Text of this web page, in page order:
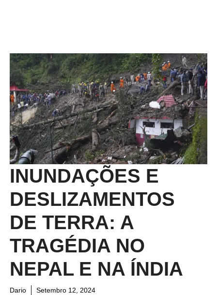
INUNDAÇÕES E
DESLIZAMENTOS
DE TERRA: A
TRAGÉDIA NO
NEPAL E NA ÍNDIA
Dario Setembro 12, 2024